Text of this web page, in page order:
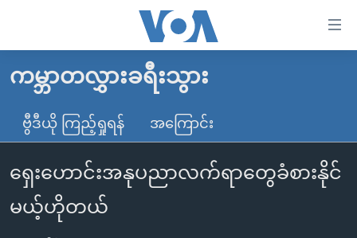
လွယ်ကူ
သည့်
များ
ပင်မ
မူလစာမျက်နှာ
မြန်မာ
ကမ္ဘာ့သတင်းများ
နိုင်ငံတကာ
အမေရိကန်
ဗွီဒီယို
သတင်းလွတ်လပ်ခွင့်
ရပ်ဝန်းတခု လမ်းတခု အလွန်
ကမ္ဘာတလွှားခရီးသွား
ဗွီဒီယို ကြည့်ရှုရန် အကြောင်း
ရှေးဟောင်းအနုပညာလက်ရာတွေခံစားနိုင်
မယ့်ဟိုတယ်